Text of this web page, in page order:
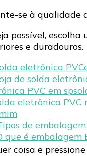
se à qualidade
possível,
e duradouros.
eletrônica PVC
de solda
PVC em sp
eletrônica PVC
de
que é embalagem
coisa e